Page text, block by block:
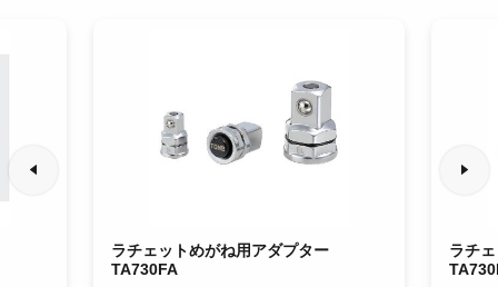
ラチェットめがね用アダプター
TA730FA
ラチ